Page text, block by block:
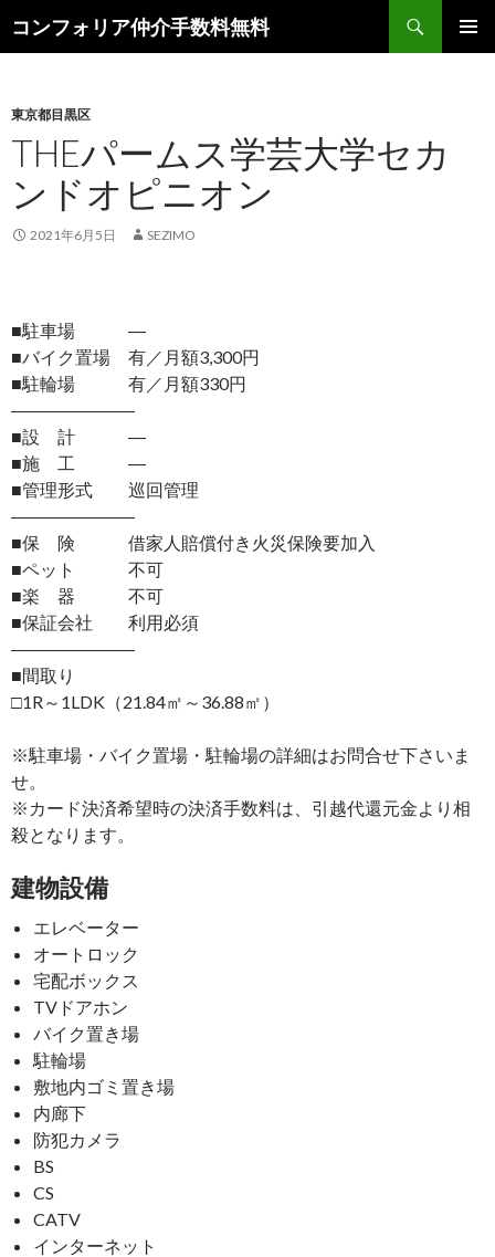
コンフォリア仲介手数料無料
索
ン
ツ
ス
キ
ッ
東京都目黒区
THEパームス学芸大学セカ
ンドオピニオン
2021年6月5日 SEZIMO
■駐車場 ―
■バイク置場 有／月額3,300円
■駐輪場 有／月額330円
―――――――
■設 計 ―
■施 工 ―
■管理形式 巡回管理
―――――――
■保 険 借家人賠償付き火災保険要加入
■ペット 不可
■楽 器 不可
■保証会社 利用必須
―――――――
■間取り
□1R～1LDK（21.84㎡～36.88㎡）
※駐車場・バイク置場・駐輪場の詳細はお問合せ下さいま
せ。
※カード決済希望時の決済手数料は、引越代還元金より相
殺となります。
建物設備
エレベーター
オートロック
宅配ボックス
TVドアホン
バイク置き場
駐輪場
敷地内ゴミ置き場
内廊下
防犯カメラ
BS
CS
CATV
インターネット